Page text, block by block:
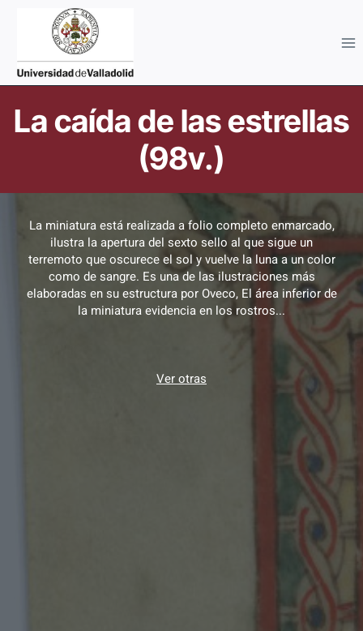
La caída de las estrellas
(98v.)
La miniatura está realizada a folio completo enmarcado,
ilustra la apertura del sexto sello al que sigue un
terremoto que oscurece el sol y vuelve la luna a un color
como de sangre. Es una de las ilustraciones más
elaboradas en su estructura por Oveco, El área inferior de
la miniatura evidencia en los rostros...
Ver otras
Imagen